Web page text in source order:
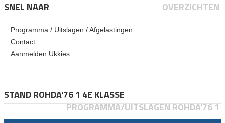
SNEL NAAR OVERZICHTEN
Programma / Uitslagen / Afgelastingen
Contact
Aanmelden Ukkies
STAND ROHDA'76 1 4E KLASSE
PROGRAMMA/UITSLAGEN ROHDA'76 1